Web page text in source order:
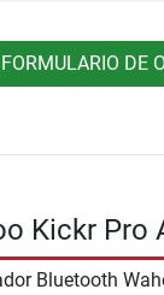
DE
Kickr Pro
Bluetooth